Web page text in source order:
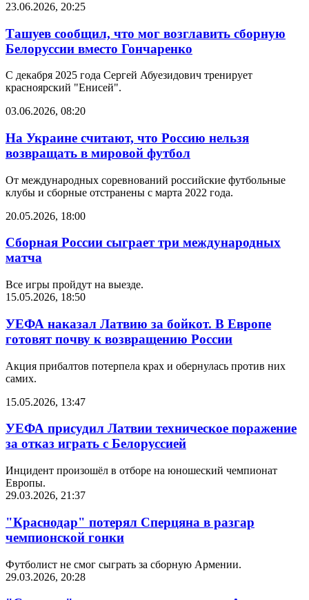
23.06.2026, 20:25
Ташуев сообщил, что мог возглавить сборную
Белоруссии вместо Гончаренко
С декабря 2025 года Сергей Абуезидович тренирует
красноярский "Енисей".
03.06.2026, 08:20
На Украине считают, что Россию нельзя
возвращать в мировой футбол
От международных соревнований российские футбольные
клубы и сборные отстранены с марта 2022 года.
20.05.2026, 18:00
Сборная России сыграет три международных
матча
Все игры пройдут на выезде.
15.05.2026, 18:50
УЕФА наказал Латвию за бойкот. В Европе
готовят почву к возвращению России
Акция прибалтов потерпела крах и обернулась против них
самих.
15.05.2026, 13:47
УЕФА присудил Латвии техническое поражение
за отказ играть с Белоруссией
Инцидент произошёл в отборе на юношеский чемпионат
Европы.
29.03.2026, 21:37
"Краснодар" потерял Сперцяна в разгар
чемпионской гонки
Футболист не смог сыграть за сборную Армении.
29.03.2026, 20:28